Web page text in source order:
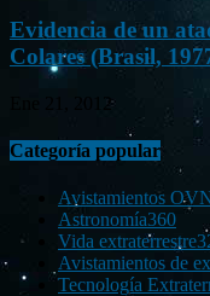
Evidencia de un
Colares (Brasil,
Ene 21, 2012
Categoría popular
Avistamientos
Astronomía360
Vida extraterrestre
Avistamientos de
Tecnología